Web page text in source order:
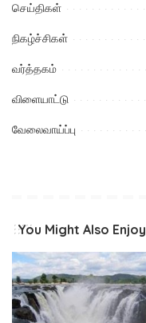
செய்திகள்
நிகழ்ச்சிகள்
வர்த்தகம்
விளையாட்டு
வேலைவாய்ப்பு
You Might Also Enjoy